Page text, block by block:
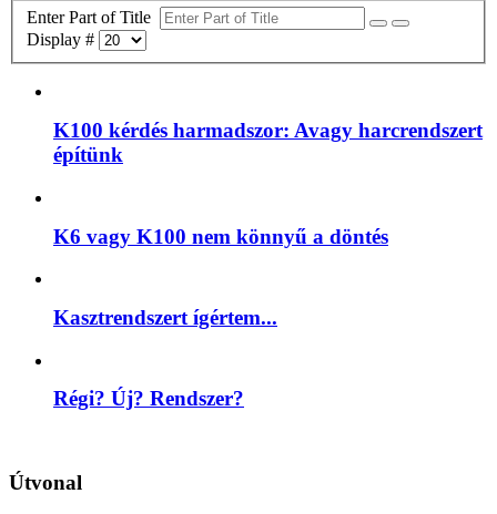
Enter Part of Title
Display #
K100 kérdés harmadszor: Avagy harcrendszert
építünk
K6 vagy K100 nem könnyű a döntés
Kasztrendszert ígértem...
Régi? Új? Rendszer?
Útvonal